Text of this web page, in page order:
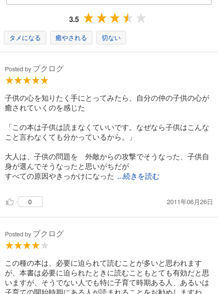
3.5
タメになる 癒やされる 切ない
Posted by ブクログ
子供の心を知りたく手にとってみたら、自分の仲の子供の心が
癒されていくのを感じた
「この本は子供は読まなくていいです。なぜなら子供はこんな
こと言わなくても分かっているから。」
大人は、子供の問題を 外敵からの攻撃でそうなった、子供自
身が選んでそうなったと思いがちだが
すべての原因やきっかけになった ...続きを読む
0 2011年06月26日
Posted by ブクログ
この種の本は、必要に迫られて読むことが多いと思われます
が、本書は必要に迫られたときに読むこともとても有効だと思
いますが、そうでない人でも特に子育て時期ある人、あるいは